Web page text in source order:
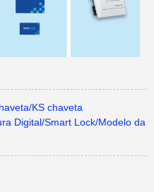
KS chaveta
Digital/Smart Lock/Modelo da